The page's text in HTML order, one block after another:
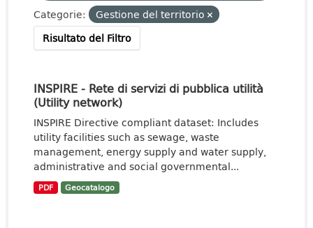
Categorie:
Gestione del territorio
Risultato del Filtro
INSPIRE - Rete di servizi di pubblica utilità
(Utility network)
INSPIRE Directive compliant dataset: Includes
utility facilities such as sewage, waste
management, energy supply and water supply,
administrative and social governmental...
PDF Geocatalogo